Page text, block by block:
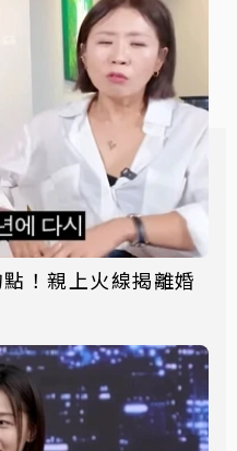
！親上火線揭離婚